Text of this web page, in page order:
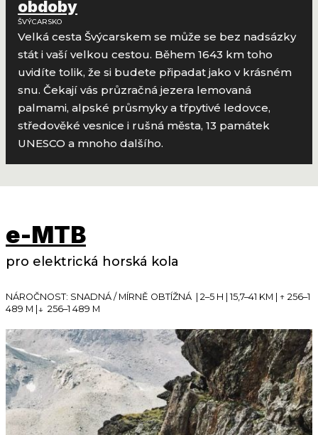
obdoby
ŠVÝCARSKO
Velká cesta Švýcarskem se může se bez nadsázky
stát i vaší velkou cestou. Během 1643 km toho
uvidíte tolik, že si budete připadat jako v krásném
snu. Čekají vás průzračná jezera lemovaná
palmami, alpské průsmyky a třpytivé ledovce,
středověké vesnice i rušná města, 13 památek
UNESCO a mnoho dalšího.
e-MTB
pro elektrická horská kola
NÁROČNOST: SNADNÁ / MÍRNĚ OBTÍŽNÁ | 2–5 H | 15,7–41 KM | ­↑ 256–1
489 M |↓ 256–1 489 M